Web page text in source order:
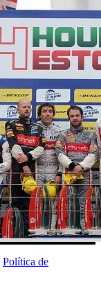
Política de